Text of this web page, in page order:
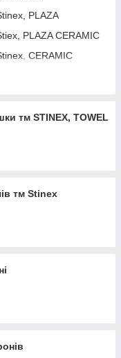
PLAZA
PLAZA CERAMIC
CERAMIC
COMBIE
тм STINEX, TOWEL
тм Stinex